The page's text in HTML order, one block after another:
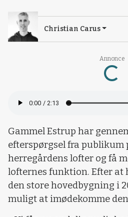
Annonce
Loading...
Christian Carus
Gammel Estrup har
efterspørgsel fra publikum
herregårdens lofter og få
lofternes funktion. Efter at
den store hovedbygning i
muligt at imødekomme